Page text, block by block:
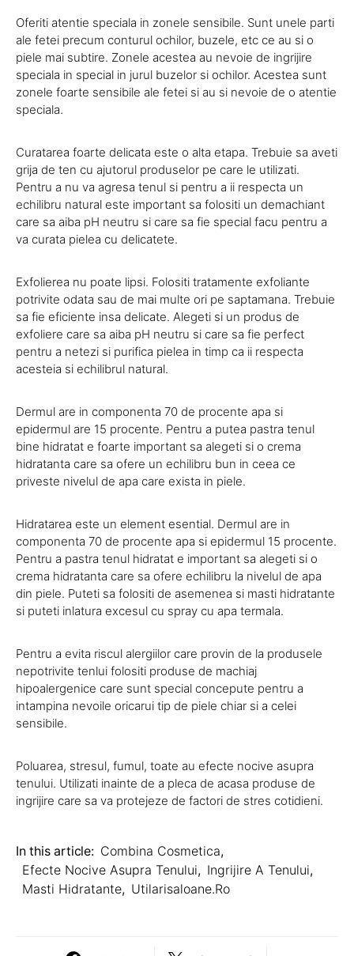
Oferiti atentie speciala in zonele sensibile. Sunt unele parti
ale fetei precum conturul ochilor, buzele, etc ce au si o
piele mai subtire. Zonele acestea au nevoie de ingrijire
speciala in special in jurul buzelor si ochilor. Acestea sunt
zonele foarte sensibile ale fetei si au si nevoie de o atentie
speciala.
Curatarea foarte delicata este o alta etapa. Trebuie sa aveti
grija de ten cu ajutorul produselor pe care le utilizati.
Pentru a nu va agresa tenul si pentru a ii respecta un
echilibru natural este important sa folositi un demachiant
care sa aiba pH neutru si care sa fie special facu pentru a
va curata pielea cu delicatete.
Exfolierea nu poate lipsi. Folositi tratamente exfoliante
potrivite odata sau de mai multe ori pe saptamana. Trebuie
sa fie eficiente insa delicate. Alegeti si un produs de
exfoliere care sa aiba pH neutru si care sa fie perfect
pentru a netezi si purifica pielea in timp ca ii respecta
acesteia si echilibrul natural.
Dermul are in componenta 70 de procente apa si
epidermul are 15 procente. Pentru a putea pastra tenul
bine hidratat e foarte important sa alegeti si o crema
hidratanta care sa ofere un echilibru bun in ceea ce
priveste nivelul de apa care exista in piele.
Hidratarea este un element esential. Dermul are in
componenta 70 de procente apa si epidermul 15 procente.
Pentru a pastra tenul hidratat e important sa alegeti si o
crema hidratanta care sa ofere echilibru la nivelul de apa
din piele. Puteti sa folositi de asemenea si masti hidratante
si puteti inlatura excesul cu spray cu apa termala.
Pentru a evita riscul alergiilor care provin de la produsele
nepotrivite tenlui folositi produse de machiaj
hipoalergenice care sunt special concepute pentru a
intampina nevoile oricarui tip de piele chiar si a celei
sensibile.
Poluarea, stresul, fumul, toate au efecte nocive asupra
tenului. Utilizati inainte de a pleca de acasa produse de
ingrijire care sa va protejeze de factori de stres cotidieni.
In this article: Combina Cosmetica,
Efecte Nocive Asupra Tenului, Ingrijire A Tenului,
Masti Hidratante, Utilarisaloane.ro